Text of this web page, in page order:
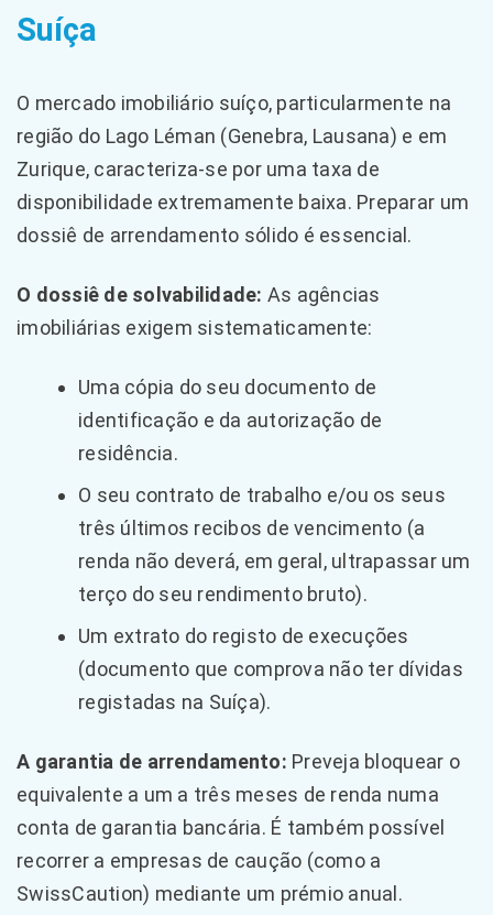
Suíça
O mercado imobiliário suíço, particularmente na
região do Lago Léman (Genebra, Lausana) e em
Zurique, caracteriza-se por uma taxa de
disponibilidade extremamente baixa. Preparar um
dossiê de arrendamento sólido é essencial.
O dossiê de solvabilidade: As agências
imobiliárias exigem sistematicamente:
Uma cópia do seu documento de
identificação e da autorização de
residência.
O seu contrato de trabalho e/ou os seus
três últimos recibos de vencimento (a
renda não deverá, em geral, ultrapassar um
terço do seu rendimento bruto).
Um extrato do registo de execuções
(documento que comprova não ter dívidas
registadas na Suíça).
A garantia de arrendamento: Preveja bloquear o
equivalente a um a três meses de renda numa
conta de garantia bancária. É também possível
recorrer a empresas de caução (como a
SwissCaution) mediante um prémio anual.